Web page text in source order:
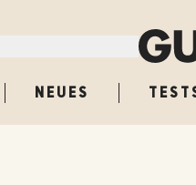
NEUES